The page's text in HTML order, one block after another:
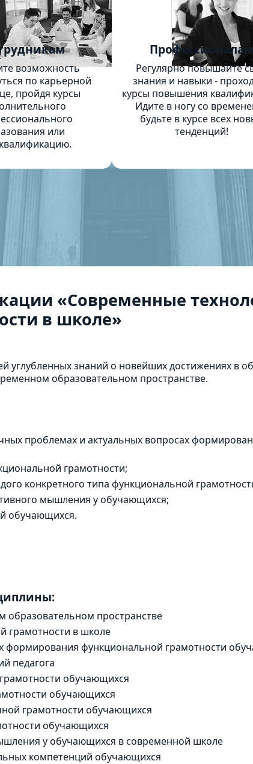
возможность
по карьерной
пройдя курсы
или
Профессионалам
Регулярно повышайте
знания и навыки -
курсы повышения
Идите в ногу со
будьте в курсе всех
тенденций!
«Современные
в школе»
углубленных знаний о новейших достижениях в
образовательном пространстве.
проблемах и актуальных вопросах
грамотности;
конкретного типа функциональной
мышления у обучающихся;
обучающихся.
образовательном пространстве
грамотности в школе
формирования функциональной грамотности
педагога
обучающихся
обучающихся
грамотности обучающихся
обучающихся
у обучающихся в современной школе
компетенций обучающихся